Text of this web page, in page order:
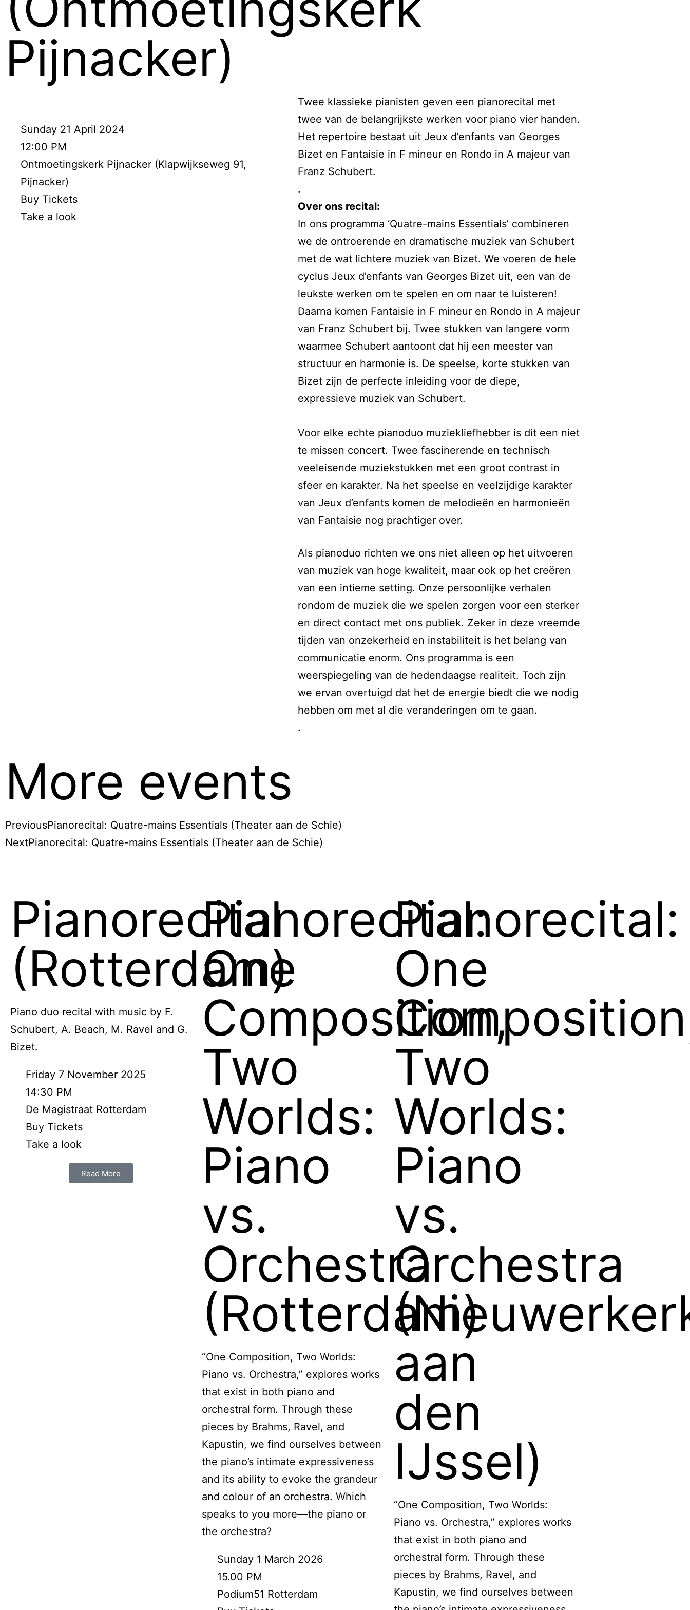
Pijnacker)
Sunday 21 April 2024
12:00 PM
Ontmoetingskerk Pijnacker (Klapwijkseweg 91,
Pijnacker)
Buy Tickets
Take a look
Twee klassieke pianisten geven een pianorecital met
twee van de belangrijkste werken voor piano vier handen.
Het repertoire bestaat uit Jeux d’enfants van Georges
Bizet en Fantaisie in F mineur en Rondo in A majeur van
Franz Schubert.
.
Over ons recital:
In ons programma ‘Quatre-mains Essentials’ combineren
we de ontroerende en dramatische muziek van Schubert
met de wat lichtere muziek van Bizet. We voeren de hele
cyclus Jeux d’enfants van Georges Bizet uit, een van de
leukste werken om te spelen en om naar te luisteren!
Daarna komen Fantaisie in F mineur en Rondo in A majeur
van Franz Schubert bij. Twee stukken van langere vorm
waarmee Schubert aantoont dat hij een meester van
structuur en harmonie is. De speelse, korte stukken van
Bizet zijn de perfecte inleiding voor de diepe,
expressieve muziek van Schubert.
Voor elke echte pianoduo muziekliefhebber is dit een niet
te missen concert. Twee fascinerende en technisch
veeleisende muziekstukken met een groot contrast in
sfeer en karakter. Na het speelse en veelzijdige karakter
van Jeux d’enfants komen de melodieën en harmonieën
van Fantaisie nog prachtiger over.
Als pianoduo richten we ons niet alleen op het uitvoeren
van muziek van hoge kwaliteit, maar ook op het creëren
van een intieme setting. Onze persoonlijke verhalen
rondom de muziek die we spelen zorgen voor een sterker
en direct contact met ons publiek. Zeker in deze vreemde
tijden van onzekerheid en instabiliteit is het belang van
communicatie enorm. Ons programma is een
weerspiegeling van de hedendaagse realiteit. Toch zijn
we ervan overtuigd dat het de energie biedt die we nodig
hebben om met al die veranderingen om te gaan.
.
More events
PreviousPianorecital: Quatre-mains Essentials (Theater aan de Schie)
NextPianorecital: Quatre-mains Essentials (Theater aan de Schie)
Pianorecital
(Rotterdam)
Piano duo recital with music by F.
Schubert, A. Beach, M. Ravel and G.
Bizet.
Friday 7 November 2025
14:30 PM
De Magistraat Rotterdam
Buy Tickets
Take a look
Read More
Pianorecital:
One
Composition,
Two
Worlds:
Piano
vs.
Orchestra
(Rotterdam)
“One Composition, Two Worlds:
Piano vs. Orchestra,” explores works
that exist in both piano and
orchestral form. Through these
pieces by Brahms, Ravel, and
Kapustin, we find ourselves between
the piano’s intimate expressiveness
and its ability to evoke the grandeur
and colour of an orchestra. Which
speaks to you more—the piano or
the orchestra?
Sunday 1 March 2026
15.00 PM
Podium51 Rotterdam
Pianorecital:
One
Two
Worlds:
Piano
vs.
Orchestra
aan
den
IJssel)
“One Composition, Two Worlds:
Piano vs. Orchestra,” explores works
that exist in both piano and
orchestral form. Through these
pieces by Brahms, Ravel, and
Kapustin, we find ourselves between